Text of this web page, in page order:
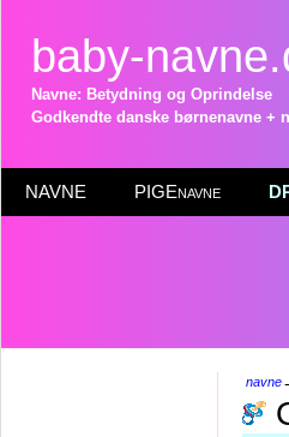
baby-
Navne: Betydning og Oprindelse
Godkendte danske børnenavne
NAVNE PIGEnavne
navne